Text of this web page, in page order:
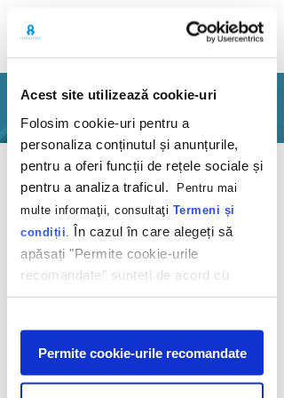
Acest site utilizează cookie-uri
Folosim cookie-uri pentru a
personaliza conținutul și anunțurile,
pentru a oferi funcții de rețele sociale și
pentru a analiza traficul.
Pentru mai
multe informaţii, consultaţi Termeni și
condiții În cazul în care alegeți să
apăsați "Permite cookie-urile
recomandate" sunteți de acord cu
utilizarea modulelor noastre cookie.
Afişare
Permite cookie-urile recomandate
PORTFOLIO
Back
'A vrea' vs 'A avea'
Porsche Finance Romania
2011
Poți avea orice mașină îți dorești pentru că